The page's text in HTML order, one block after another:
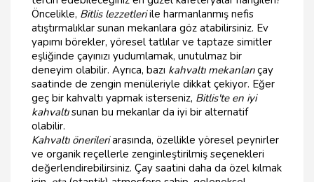
Öncelikle, Bitlis lezzetleriile harmanlanmış nefis
atıştırmalıklar sunan mekanlara göz atabilirsiniz. Ev
yapımı börekler, yöresel tatlılar ve taptaze simitler
eşliğinde çayınızı yudumlamak, unutulmaz bir
deneyim olabilir. Ayrıca, bazı kahvaltı mekanlarıçay
saatinde de zengin menüleriyle dikkat çekiyor. Eğer
geç bir kahvaltı yapmak isterseniz, Bitlis'te en iyi
kahvaltısunan bu mekanlar da iyi bir alternatif
olabilir.
Kahvaltı önerileriarasında, özellikle yöresel peynirler
ve organik reçellerle zenginleştirilmiş seçenekleri
değerlendirebilirsiniz. Çay saatini daha da özel kılmak